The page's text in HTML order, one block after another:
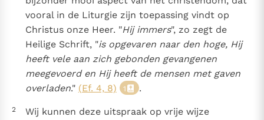
herkennen
Gods Koninkrijk groeit stilletjes door liefde, niet door
dwang
De mystiek. De mystieke verschijnselen en de
heiligheid
Open uw hart voor het zaad van Gods Woord
Berichten
Paus naar Pavia om o.a. H. Augustinus te eren
Het Vaticaan publiceert een nieuwe Latijnse uitgave
vooral in de Liturgie zijn toepassing vindt op
Christus onze Heer. "Hij immers", zo zegt de
Heilige Schrift, "is opgevaren naar den hoge, Hij
heeft vele aan zich gebonden gevangenen
meegevoerd en Hij heeft de mensen met gaven
overladen." (Ef. 4, 8) 1 .
2
Wij kunnen deze uitspraak op vrije wijze